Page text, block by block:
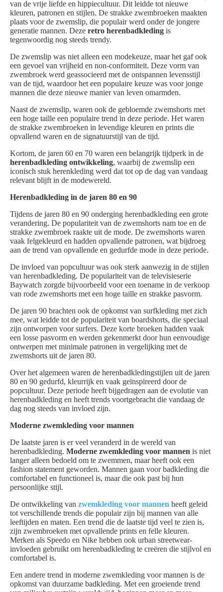
van de vrije liefde en hippiecultuur. Dit leidde tot nieuwe
kleuren, patronen en stijlen. De strakke zwembroeken maakten
plaats voor de zwemslip, die populair werd onder de jongere
generatie mannen. Deze retro herenbadkleding is
tegenwoordig nog steeds trendy.
De zwemslip was niet alleen een modekeuze, maar het gaf ook
een gevoel van vrijheid en non-conformiteit. Deze vorm van
zwembroek werd geassocieerd met de ontspannen levensstijl
van de tijd, waardoor het een populaire keuze was voor jonge
mannen die deze nieuwe manier van leven omarmden.
Naast de zwemslip, waren ook de gebloemde zwemshorts met
een hoge taille een populaire trend in deze periode. Het waren
de strakke zwembroeken in levendige kleuren en prints die
opvallend waren en de signatuurstijl van de tijd.
Kortom, de jaren 60 en 70 waren een belangrijk tijdperk in de
herenbadkleding ontwikkeling, waarbij de zwemslip een
iconisch stuk herenkleding werd dat tot op de dag van vandaag
relevant blijft in de modewereld.
Herenbadkleding in de jaren 80 en 90
Tijdens de jaren 80 en 90 onderging herenbadkleding een grote
verandering. De populariteit van de zwemshorts nam toe en de
strakke zwembroek raakte uit de mode. De zwemshorts waren
vaak felgekleurd en hadden opvallende patronen, wat bijdroeg
aan de trend van opvallende en gedurfde mode in deze periode.
De invloed van popcultuur was ook sterk aanwezig in de stijlen
van herenbadkleding. De populariteit van de televisieserie
Baywatch zorgde bijvoorbeeld voor een toename in de verkoop
van rode zwemshorts met een hoge taille en strakke pasvorm.
De jaren 90 brachten ook de opkomst van surfkleding met zich
mee, wat leidde tot de populariteit van boardshorts, die speciaal
zijn ontworpen voor surfers. Deze korte broeken hadden vaak
een losse pasvorm en werden gekenmerkt door hun eenvoudige
ontwerpen met minimale patronen in vergelijking met de
zwemshorts uit de jaren 80.
Over het algemeen waren de herenbadkledingstijlen uit de jaren
80 en 90 gedurfd, kleurrijk en vaak geïnspireerd door de
popcultuur. Deze periode heeft bijgedragen aan de evolutie van
herenbadkleding en heeft trends voortgebracht die vandaag de
dag nog steeds van invloed zijn.
Moderne zwemkleding voor mannen
De laatste jaren is er veel veranderd in de wereld van
herenbadkleding. Moderne zwemkleding voor mannen is niet
langer alleen bedoeld om te zwemmen, maar heeft ook een
fashion statement geworden. Mannen gaan voor badkleding die
comfortabel en functioneel is, maar die ook past bij hun
persoonlijke stijl.
De ontwikkeling van zwemkleding voor mannen heeft geleid
tot verschillende trends die populair zijn bij mannen van alle
leeftijden en maten. Een trend die de laatste tijd veel te zien is,
zijn zwembroeken met opvallende prints en felle kleuren.
Merken als Speedo en Nike hebben ook urban streetwear-
invloeden gebruikt om herenbadkleding te creëren die stijlvol en
comfortabel is.
Een andere trend in moderne zwemkleding voor mannen is de
opkomst van duurzame badkleding. Met een groeiende trend